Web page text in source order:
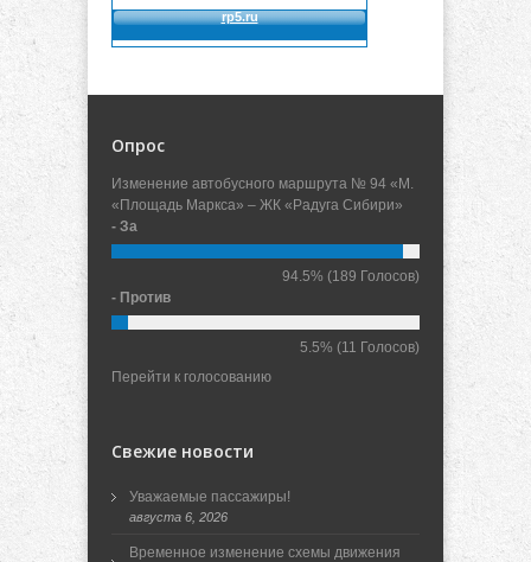
Опрос
Изменение автобусного маршрута № 94 «М.
«Площадь Маркса» – ЖК «Радуга Сибири»
- За
94.5% (189 Голосов)
- Против
5.5% (11 Голосов)
Перейти к голосованию
Свежие новости
Уважаемые пассажиры!
августа 6, 2026
Временное изменение схемы движения